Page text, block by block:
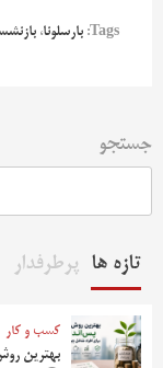
Tags: بارسلونا،
جستجو
تازه ها پرطرفدار
کسب و کار
بهترین